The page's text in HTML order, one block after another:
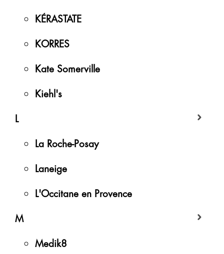
KÉRASTATE
KORRES
Kate Somerville
Kiehl's
L
La Roche-Posay
Laneige
L'Occitane en Provence
M
Medik8